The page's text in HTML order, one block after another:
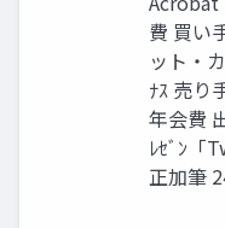
費 買い
ット・
ﾅｽ 売り
年会費
ﾚｾﾞﾝ「
正加筆